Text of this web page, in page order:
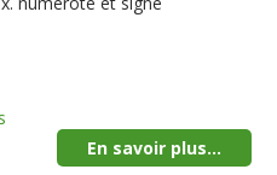
En savoir plus...